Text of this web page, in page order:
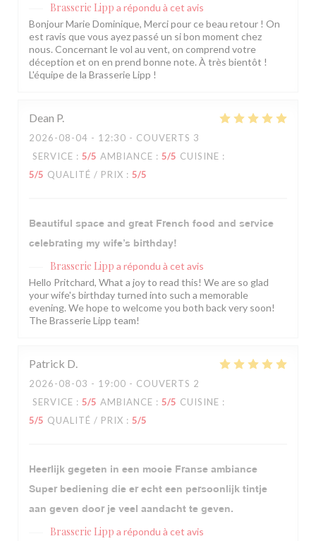
Brasserie Lipp a répondu à cet avis
Bonjour Marie Dominique, Merci pour ce beau retour ! On
est ravis que vous ayez passé un si bon moment chez
nous. Concernant le vol au vent, on comprend votre
déception et on en prend bonne note. À très bientôt !
L'équipe de la Brasserie Lipp !
Dean P
2026-08-04 - 12:30 - COUVERTS 3
SERVICE : 5/5 AMBIANCE : 5/5 CUISINE :
5/5 QUALITÉ / PRIX : 5/5
Beautiful space and great French food and service
celebrating my wife’s birthday!
Brasserie Lipp a répondu à cet avis
Hello Pritchard, What a joy to read this! We are so glad
your wife's birthday turned into such a memorable
evening. We hope to welcome you both back very soon!
The Brasserie Lipp team!
Patrick D
2026-08-03 - 19:00 - COUVERTS 2
SERVICE : 5/5 AMBIANCE : 5/5 CUISINE :
5/5 QUALITÉ / PRIX : 5/5
Heerlijk gegeten in een mooie Franse ambiance
Super bediening die er echt een persoonlijk tintje
aan geven door je veel aandacht te geven.
Brasserie Lipp a répondu à cet avis